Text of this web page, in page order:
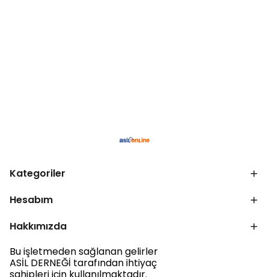
Kategoriler
Hesabım
Hakkımızda
Bu işletmeden sağlanan gelirler
ASİL DERNEĞİ tarafından ihtiyaç